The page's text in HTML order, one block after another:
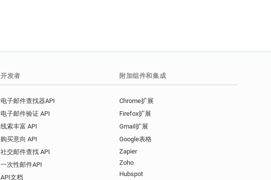
开发者
电子邮件查找器API
电子邮件验证 API
线索丰富 API
购买意向 API
社交邮件查找 API
一次性邮件API
API文档
附加组件和集成
Chrome扩展
Firefox扩展
Gmail扩展
Google表格
Zapier
Zoho
Hubspot